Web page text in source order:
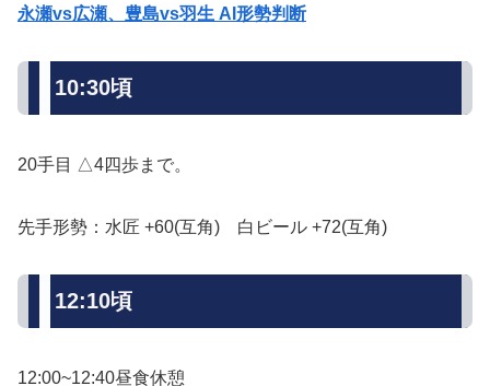
永瀬vs広瀬、豊島vs羽生 AI形勢判断
10:30頃
20手目 △4四歩まで。
先手形勢：水匠 +60(互角) 白ビール +72(互角)
12:10頃
12:00~12:40昼食休憩